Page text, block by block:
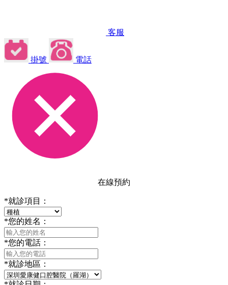
客服
掛號 電話
在線預約
*就診項目：
*您的姓名：
*您的電話：
*就診地區：